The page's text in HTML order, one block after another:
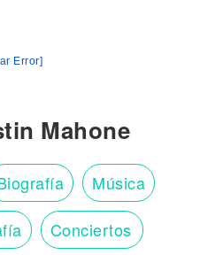
Error]
Mahone
Música
Conciertos